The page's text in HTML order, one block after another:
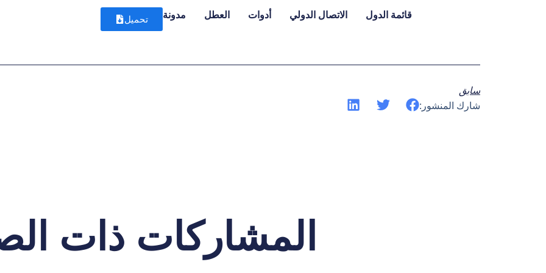
قائمة الدول الاتصال الدولي أدوات العطل مدونة تحميل
سابق
شارك المنشور:
المشاركات ذات